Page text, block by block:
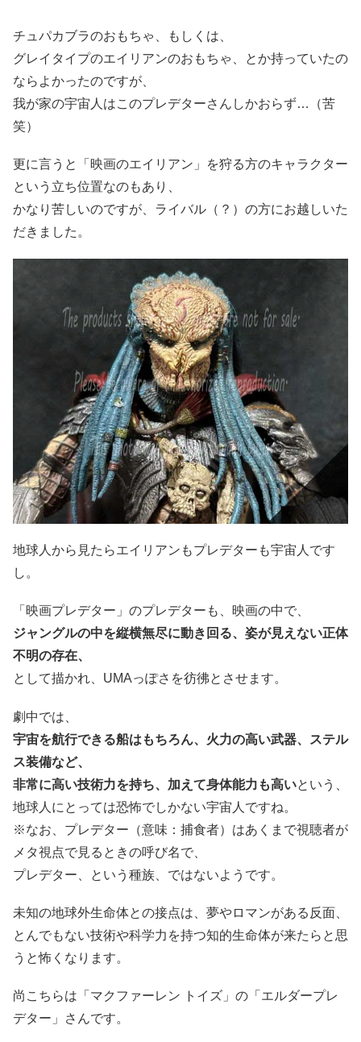
チュパカブラのおもちゃ、もしくは、
グレイタイプのエイリアンのおもちゃ、とか持っていたの
ならよかったのですが、
我が家の宇宙人はこのプレデターさんしかおらず…（苦
笑）
更に言うと「映画のエイリアン」を狩る方のキャラクター
という立ち位置なのもあり、
かなり苦しいのですが、ライバル（？）の方にお越しいた
だきました。
地球人から見たらエイリアンもプレデターも宇宙人です
し。
「映画プレデター」のプレデターも、映画の中で、
ジャングルの中を縦横無尽に動き回る、姿が見えない正体
不明の存在、
として描かれ、UMAっぽさを彷彿とさせます。
劇中では、
宇宙を航行できる船はもちろん、火力の高い武器、ステル
ス装備など、
非常に高い技術力を持ち、加えて身体能力も高いという、
地球人にとっては恐怖でしかない宇宙人ですね。
※なお、プレデター（意味：捕食者）はあくまで視聴者が
メタ視点で見るときの呼び名で、
プレデター、という種族、ではないようです。
未知の地球外生命体との接点は、夢やロマンがある反面、
とんでもない技術や科学力を持つ知的生命体が来たらと思
うと怖くなります。
尚こちらは「マクファーレン トイズ」の「エルダープレ
デター」さんです。